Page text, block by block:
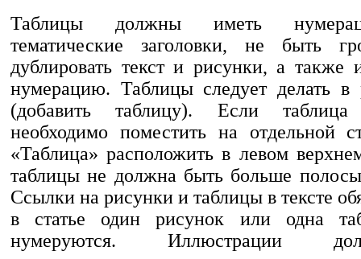
Таблицы должны иметь
тематические заголовки, не быть
дублировать текст и рисунки, а также
нумерацию. Таблицы следует делать в
(добавить таблицу). Если
необходимо поместить на отдельной
«Таблица» расположить в левом
таблицы не должна быть больше полосы
Ссылки на рисунки и таблицы в тексте
в статье один рисунок или одна
нумеруются. Иллюстрации